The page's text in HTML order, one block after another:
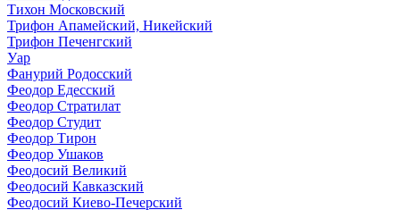
Тихон Московский
Трифон Апамейский, Никейский
Трифон Печенгский
Уар
Фанурий Родосский
Феодор Едесский
Феодор Стратилат
Феодор Студит
Феодор Тирон
Феодор Ушаков
Феодосий Великий
Феодосий Кавказский
Феодосий Киево-Печерский